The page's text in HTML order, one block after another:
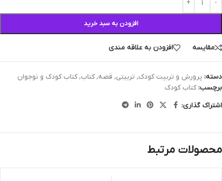
افزودن به سبد خرید
مقایسه افزودن به علاقه مندی
دسته: پرورش و تربیت کودک, تربیتی, قصه, کتاب, کتاب کودک و نوجوان
برچسب: کتاب کودک
اشتراک گذاری:
محصولات مرتبط